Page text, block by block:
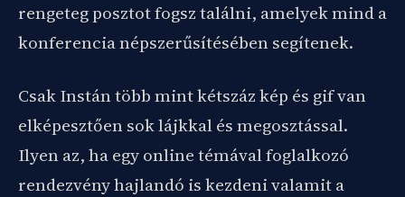
rengeteg posztot fogsz találni, amelyek mind a
konferencia népszerűsítésében segítenek.
Csak Instán több mint kétszáz kép és gif van
elképesztően sok lájkkal és megosztással.
Ilyen az, ha egy online témával foglalkozó
rendezvény hajlandó is kezdeni valamit a